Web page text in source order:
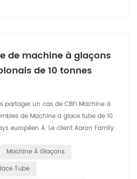
de machine à glaçons
de 10 tonnes
partager un cas de CBFI Machine à
de Machine à glace tube de 10
européen A. Le client Aaron Family
Machine À Glaçons
Tube